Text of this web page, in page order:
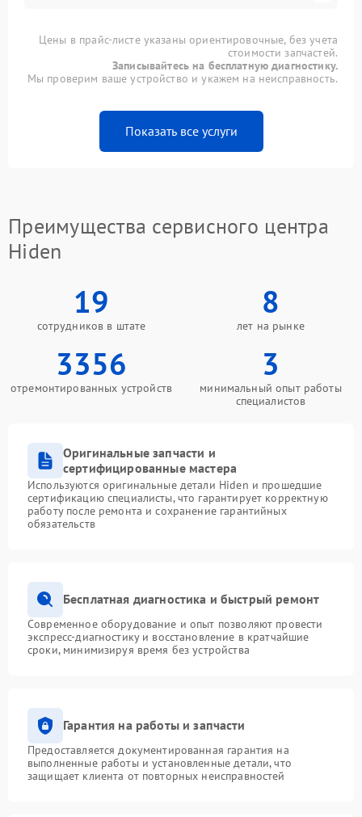
Цены в прайс-листе указаны ориентировочные, без учета
стоимости запчастей.
Записывайтесь на бесплатную диагностику.
Мы проверим ваше устройство и укажем на неисправность.
Показать все услуги
Преимущества сервисного центра
Hiden
19
сотрудников в штате
8
лет на рынке
3356
отремонтированных устройств
3
минимальный опыт работы
специалистов
Оригинальные запчасти и
сертифицированные мастера
Используются оригинальные детали Hiden и прошедшие
сертификацию специалисты, что гарантирует корректную
работу после ремонта и сохранение гарантийных
обязательств
Бесплатная диагностика и быстрый ремонт
Современное оборудование и опыт позволяют провести
экспресс-диагностику и восстановление в кратчайшие
сроки, минимизируя время без устройства
Гарантия на работы и запчасти
Предоставляется документированная гарантия на
выполненные работы и установленные детали, что
защищает клиента от повторных неисправностей